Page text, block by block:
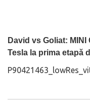
David vs Goliat:
Tesla la prima etapă